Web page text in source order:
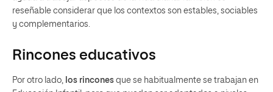
reseñable considerar que los contextos son estables, sociables
y complementarios.
Rincones educativos
Por otro lado, los rincones que se habitualmente se trabajan en